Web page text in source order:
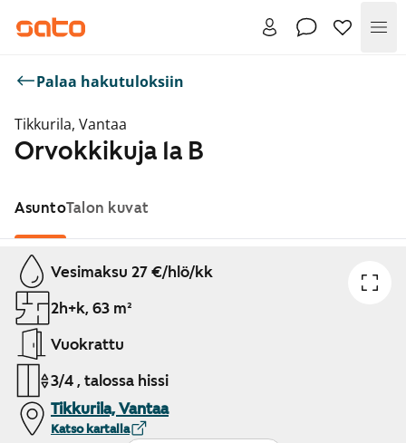
Palaa hakutuloksiin
Tikkurila, Vantaa
Orvokkikuja 1a B
AsuntoTalon kuvat
Näytetään dia 1 / 1
Vesimaksu 27 €/hlö/kk
2h+k, 63 m²
Vuokrattu
3/4 , talossa hissi
Tikkurila, Vantaa
Katso kartalla